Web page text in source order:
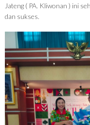
Jateng ( PA. Kliwonan ) ini
dan sukses.